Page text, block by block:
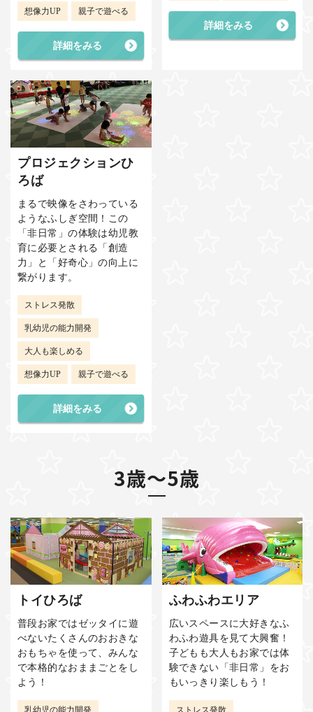
想像力UP 親子で遊べる
詳細をみる
詳細をみる
プロジェクションひ
ろば
まるで映像をさわっている
ようなふしぎ空間！この
「非日常」の体験は幼児教
育に必要とされる「創造
力」と「好奇心」の向上に
繋がります。
ストレス発散
乳幼児の能力開発
大人も楽しめる
想像力UP 親子で遊べる
詳細をみる
3歳～5歳
トイひろば
普段お家ではゼッタイに遊
べないたくさんのおおきな
おもちゃを使って、みんな
で本格的なおままごとをし
よう！
ふわふわエリア
広いスペースに大好きなふ
わふわ遊具を見て大興奮！
子どもも大人もお家では体
験できない「非日常」をお
もいっきり楽しもう！